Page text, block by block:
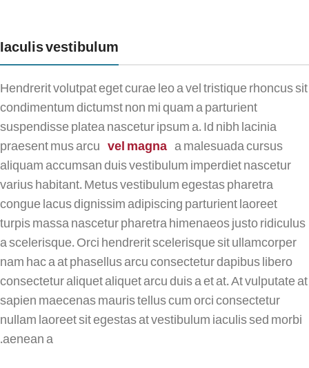
Iaculis vestibulum
Hendrerit volutpat eget curae leo a vel tristique rhoncus sit
condimentum dictumst non mi quam a parturient
suspendisse platea nascetur ipsum a. Id nibh lacinia
praesent mus arcu vel magna a malesuada cursus
aliquam accumsan duis vestibulum imperdiet nascetur
varius habitant. Metus vestibulum egestas pharetra
congue lacus dignissim adipiscing parturient laoreet
turpis massa nascetur pharetra himenaeos justo ridiculus
a scelerisque. Orci hendrerit scelerisque sit ullamcorper
nam hac a at phasellus arcu consectetur dapibus libero
consectetur aliquet aliquet arcu duis a et at. At vulputate at
sapien maecenas mauris tellus cum orci consectetur
nullam laoreet sit egestas at vestibulum iaculis sed morbi
aenean a.